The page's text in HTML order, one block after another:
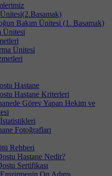
Bakım Ünitesi (1. Basamak)
Ünitesi
Ünitesi
Hastane
Hastane Kriterleri
Görev Yapan Hekim ve
Fotoğrafları
Rehberi
Hastane Nedir?
Sertifikası
Emzirmenin On Adımı